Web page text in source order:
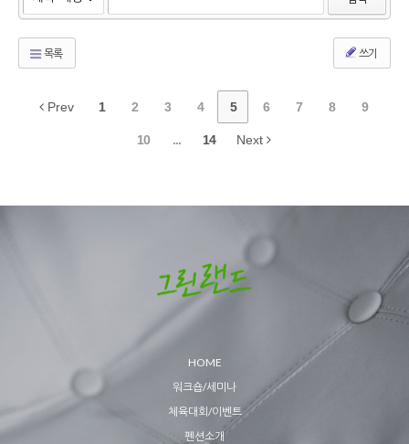
목록 쓰기
Prev 1 2 3 4 5 6 7 8 9
10 ... 14 Next
HOME
워크숍/세미나
체육대회/이벤트
펜션소개